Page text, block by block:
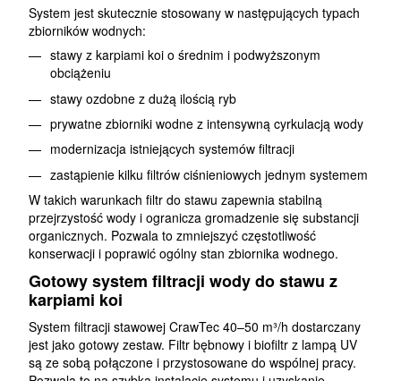
System jest skutecznie stosowany w następujących typach
zbiorników wodnych:
stawy z karpiami koi o średnim i podwyższonym
obciążeniu
stawy ozdobne z dużą ilością ryb
prywatne zbiorniki wodne z intensywną cyrkulacją wody
modernizacja istniejących systemów filtracji
zastąpienie kilku filtrów ciśnieniowych jednym systemem
W takich warunkach filtr do stawu zapewnia stabilną
przejrzystość wody i ogranicza gromadzenie się substancji
organicznych. Pozwala to zmniejszyć częstotliwość
konserwacji i poprawić ogólny stan zbiornika wodnego.
Gotowy system filtracji wody do stawu z
karpiami koi
System filtracji stawowej CrawTec 40–50 m³/h dostarczany
jest jako gotowy zestaw. Filtr bębnowy i biofiltr z lampą UV
są ze sobą połączone i przystosowane do wspólnej pracy.